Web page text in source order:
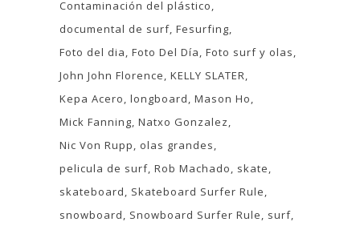
Contaminación del plástico
documental de surf Fesurfing
Foto del dia Foto Del Día Foto surf y olas
John John Florence KELLY SLATER
Kepa Acero longboard Mason Ho
Mick Fanning Natxo Gonzalez
Nic Von Rupp
olas grandes
pelicula de surf Rob Machado
skate
skateboard
Skateboard Surfer Rule
snowboard
Snowboard Surfer Rule
surf